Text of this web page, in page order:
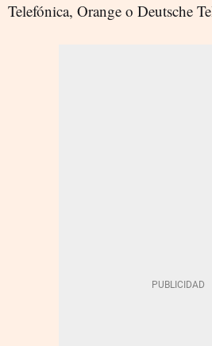
Telefónica, Orange o Deutsche